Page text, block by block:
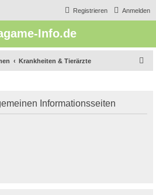
Anmelden
Registrieren
Info.de
Krankheiten & Tierärzte
e
Informationsseiten